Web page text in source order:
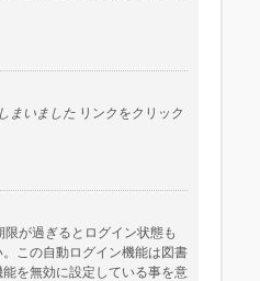
まいましたリンクをクリック
が過ぎるとログイン状態も
この自動ログイン機能は図書
を無効に設定している事を意